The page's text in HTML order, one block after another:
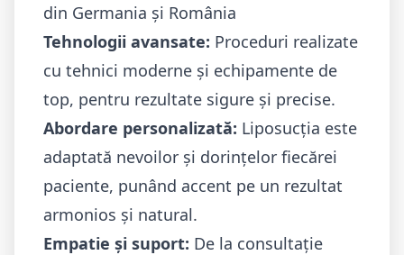
din Germania și România
Tehnologii avansate: Proceduri realizate
cu tehnici moderne și echipamente de
top, pentru rezultate sigure și precise.
Abordare personalizată: Liposucția este
adaptată nevoilor și dorințelor fiecărei
paciente, punând accent pe un rezultat
armonios și natural.
Empatie și suport: De la consultație